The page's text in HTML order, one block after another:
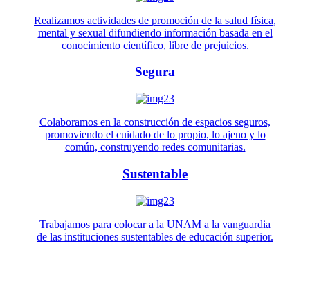
Realizamos actividades de promoción de la salud física,
mental y sexual difundiendo información basada en el
conocimiento científico, libre de prejuicios.
Segura
Colaboramos en la construcción de espacios seguros,
promoviendo el cuidado de lo propio, lo ajeno y lo
común, construyendo redes comunitarias.
Sustentable
Trabajamos para colocar a la UNAM a la vanguardia
de las instituciones sustentables de educación superior.